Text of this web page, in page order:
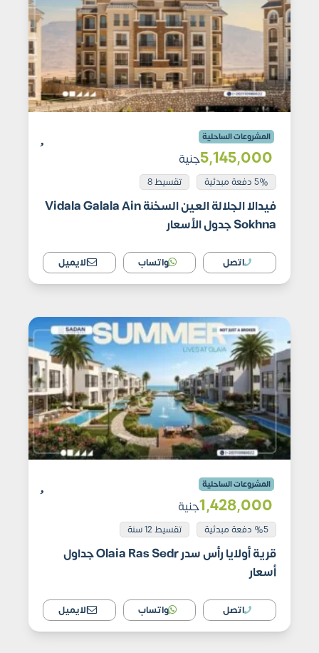
المشروعات الساحلية
5٬145٬000جنية
5% دفعة مبدئية تقسيط 8
فيدالا الجلالة العين السخنة Vidala Galala Ain
Sokhna جدول الأسعار
اتصل واتساب الايميل
المشروعات الساحلية
1٬428٬000جنية
%5 دفعة مبدئية تقسيط 12 سنة
قرية أولايا رأس سدر Olaia Ras Sedr جداول
أسعار
اتصل واتساب الايميل